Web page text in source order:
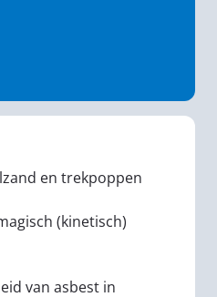
en trekpoppen
(kinetisch)
van asbest in